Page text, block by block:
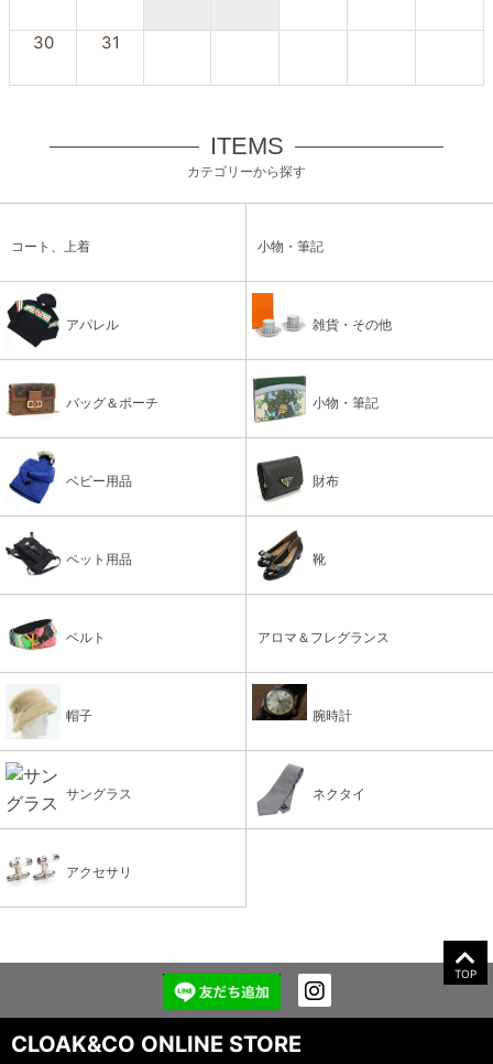
30 31
ITEMS
カテゴリーから探す
コート、上着 小物・筆記
アパレル 雑貨・その他
バッグ＆ポーチ 小物・筆記
ベビー用品 財布
ペット用品 靴
ベルト アロマ＆フレグランス
帽子 腕時計
サングラス ネクタイ
アクセサリ
TOP
CLOAK&CO ONLINE STORE